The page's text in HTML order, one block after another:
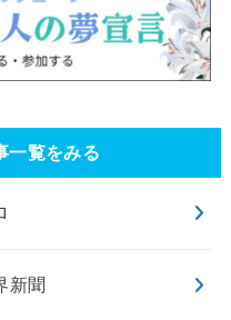
一覧をみる
新聞